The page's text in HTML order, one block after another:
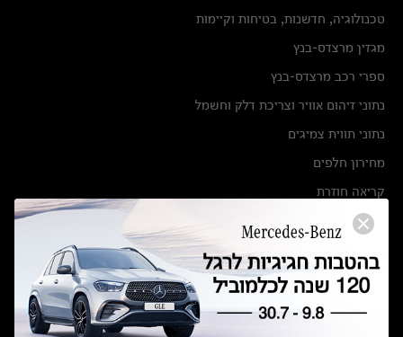
טכנולוגיה, חדשנות, בטיחות וקיימות
מגזין מרצדס-בנץ
ספרי רכב מרצדס-בנץ
נתוני זיהום אוויר וצריכת דלק וחשמל
נתוני תווית צמיגים
מחירון חלפים
קריאה חוזרת
הודעה על הטבות לרכבי מרצדס בהסדר פשרה בתצ 56447-02-19
תקנון ימי מכירות 120 לכלמוביל